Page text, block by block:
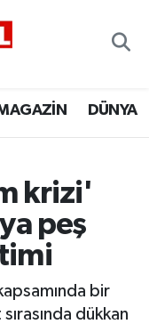
DÜNYA
krizi'
peş
bir
dükkan